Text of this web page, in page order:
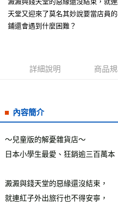
每筆NT$50，滿NT$499(含以上)免
付款後全家取貨
每筆NT$60，滿NT$799(含以上)免
宅配
每筆NT$70，滿NT$799(含以上)免運
離島宅配
海外叢書運費
天堂又迎來了莫名其妙說要當店員
鋪還會遇到什麼困難？
詳細說明 商品
內容簡介
～兒童版的解憂雜貨店～
日本小學生最愛、狂銷逾三百萬本
澱澱與錢天堂的惡緣還沒結束，
就連紅子外出旅行也不得安寧，